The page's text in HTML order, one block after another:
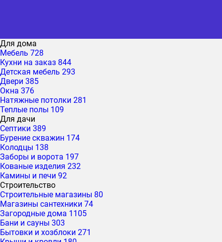
Для дома
Мебель 728
Кухни на заказ 844
Детская мебель 293
Двери 385
Окна 376
Натяжные потолки 281
Теплые полы 109
Для дачи
Септики 389
Бурение скважин 174
Колодцы 138
Заборы и ворота 197
Кованые изделия 232
Камины и печи 92
Строительство
Строительные магазины 80
Магазины сантехники 74
Загородные дома 1105
Бани и сауны 303
Бытовки и хозблоки 271